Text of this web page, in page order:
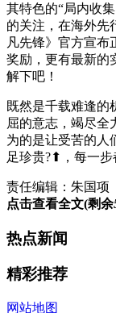
其特色的“局内收
的关注，在海外先
凡先锋》官方宣布
奖励，更有最新的
解下吧！
既然是千载难逢的
屈的意志，竭尽全
为的是让受苦的人
足珍贵?⬆，每一步
责任编辑：朱国项
点击查看全文(剩余
热点新闻
精彩推荐
网站地图